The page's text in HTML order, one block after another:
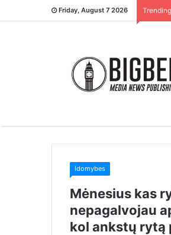
Friday, August 7 2026 Trending
Idomybes
Mėnesius kas
nepagalvojau
kol ankstų rytą